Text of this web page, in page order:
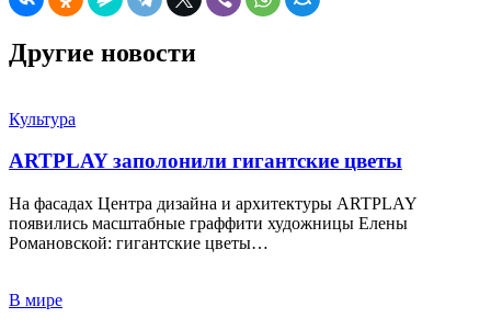
Другие новости
Культура
ARTPLAY заполонили гигантские цветы
На фасадах Центра дизайна и архитектуры ARTPLAY
появились масштабные граффити художницы Елены
Романовской: гигантские цветы…
В мире